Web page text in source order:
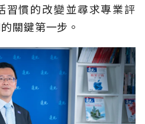
習慣的改變並尋求專業評
關鍵第一步。